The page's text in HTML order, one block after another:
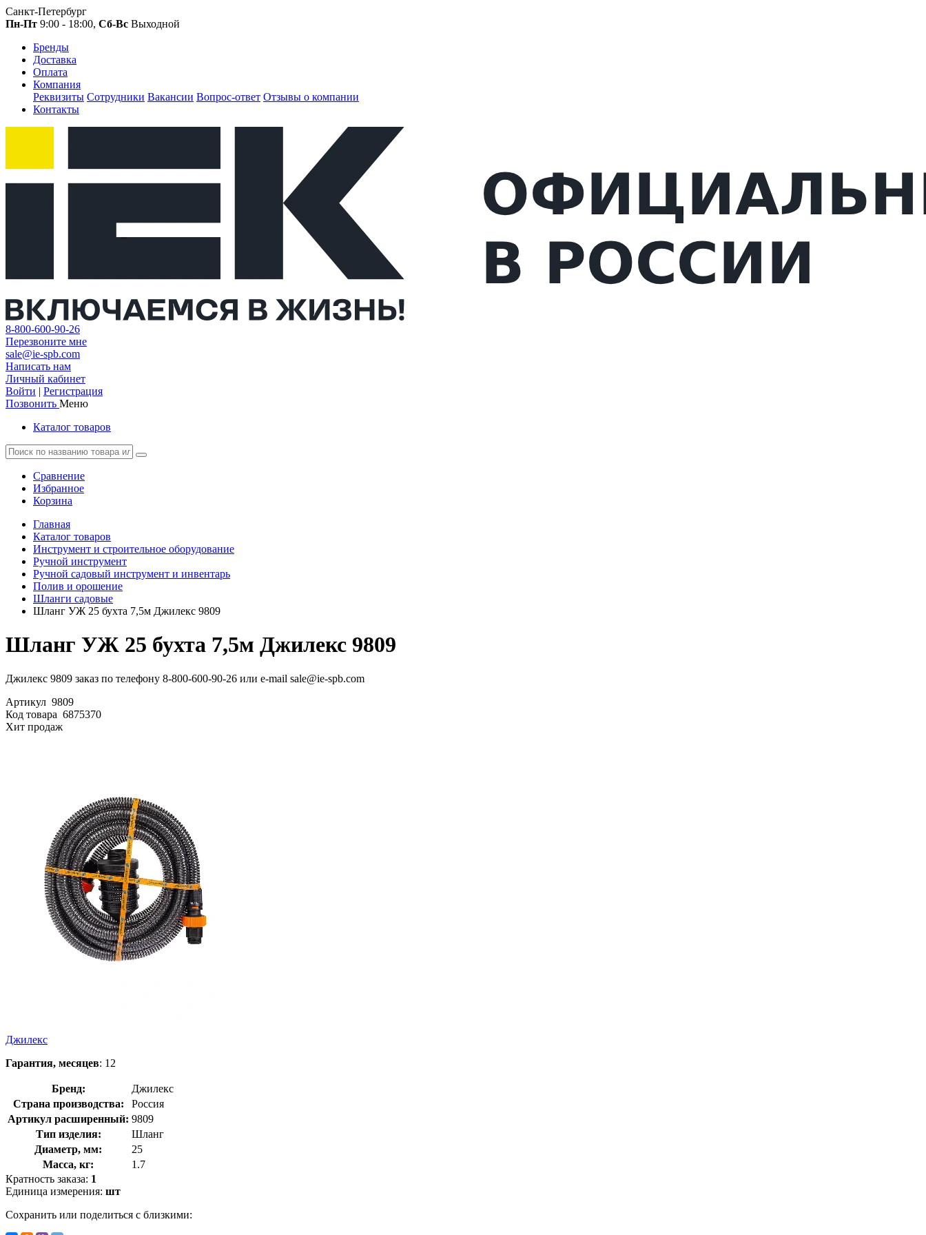
Санкт-Петербург
Пн-Пт 9:00 - 18:00, Сб-Вс Выходной
Бренды
Доставка
Оплата
Компания
Реквизиты Сотрудники Вакансии Вопрос-ответ Отзывы о компании
Контакты
8-800-600-90-26
Перезвоните мне
sale@ie-spb.com
Написать нам
Личный кабинет
Войти | Регистрация
Позвонить Меню
Каталог товаров
Сравнение
Избранное
Корзина
Главная
Каталог товаров
Инструмент и строительное оборудование
Ручной инструмент
Ручной садовый инструмент и инвентарь
Полив и орошение
Шланги садовые
Шланг УЖ 25 бухта 7,5м Джилекс 9809
Шланг УЖ 25 бухта 7,5м Джилекс 9809
Джилекс 9809 заказ по телефону 8-800-600-90-26 или e-mail sale@ie-spb.com
Артикул 9809
Код товара 6875370
Хит продаж
Джилекс
Гарантия, месяцев: 12
Бренд:
Джилекс
Страна производства:
Россия
Артикул расширенный: 9809
Тип изделия:
Шланг
Диаметр, мм:
25
Масса, кг:
1.7
Кратность заказа: 1
Единица измерения: шт
Сохранить или поделиться с близкими: